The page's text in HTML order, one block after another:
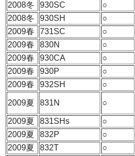
2008冬
930SC ○
2008冬
930SH ○
2009春
731SC ○
2009春
830N ○
2009春
930CA ○
2009春
930P ○
2009春
932SH ○
2009夏 831N ○
2009夏
831SHs ○
2009夏
832P ○
2009夏
832T ○